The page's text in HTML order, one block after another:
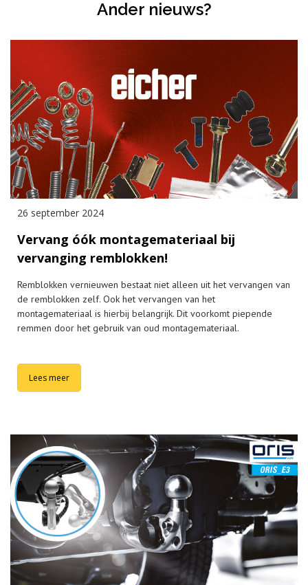
Ander nieuws?
26 september 2024
Vervang óók montagemateriaal bij
vervanging remblokken!
Remblokken vernieuwen bestaat niet alleen uit het vervangen van
de remblokken zelf. Ook het vervangen van het
montagemateriaal is hierbij belangrijk. Dit voorkomt piepende
remmen door het gebruik van oud montagemateriaal.
Lees meer